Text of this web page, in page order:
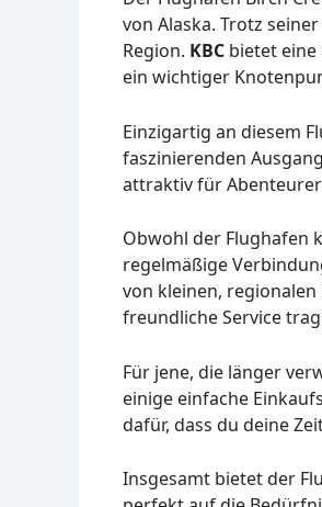
von Alaska. Trotz
Region. KBC bietet
ein wichtiger
Einzigartig an diesem
faszinierenden
attraktiv für
Obwohl der Flughafen
regelmäßige
von kleinen,
freundliche Service
Für jene, die länger
einige einfache
dafür, dass du deine
Insgesamt bietet der